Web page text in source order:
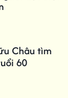
Châu tìm
60